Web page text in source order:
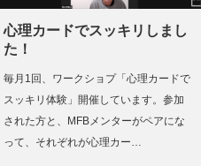
心理カードでスッキリしまし
た！
毎月1回、ワークショプ「心理カードで
スッキリ体験」開催しています。参加
された方と、MFBメンターがペアにな
って、それぞれが心理カー…